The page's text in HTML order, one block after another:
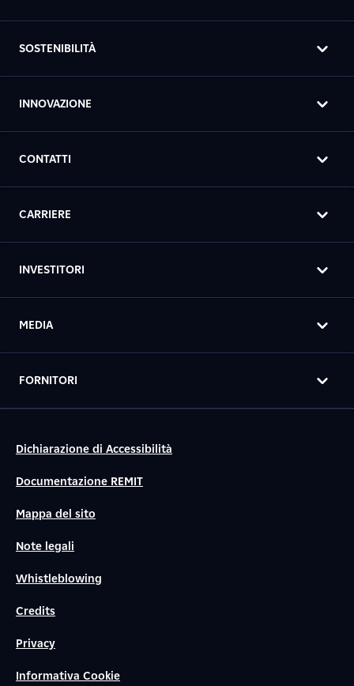
SOSTENIBILITÀ
INNOVAZIONE
CONTATTI
CARRIERE
INVESTITORI
MEDIA
FORNITORI
Dichiarazione di Accessibilità
Documentazione REMIT
Mappa del sito
Note legali
Whistleblowing
Credits
Privacy
Informativa Cookie